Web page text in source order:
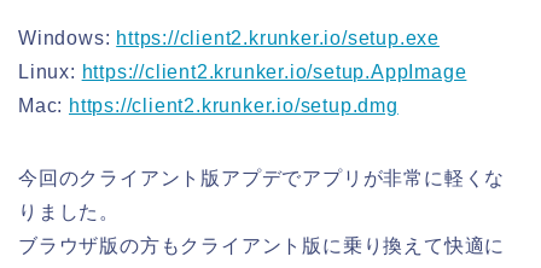
Windows: https://client2.krunker.io/setup.exe
Linux: https://client2.krunker.io/setup.AppImage
Mac: https://client2.krunker.io/setup.dmg
今回のクライアント版アプデでアプリが非常に軽くな
りました。
ブラウザ版の方もクライアント版に乗り換えて快適に